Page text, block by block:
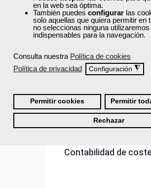
en la web sea óptima.
También puedes configurar las
solo aquellas que quiera permitir en
no seleccionas ninguna
indispensables para la navegación.
Consulta nuestra Política de cookies
Política de privacidad
Configuración ◮
Permitir cookies Permitir
Rechazar
ONLINE
Formación 100%
subvencionada.
Para trabajadores y
autónomos de Madrid.
Contabilidad de